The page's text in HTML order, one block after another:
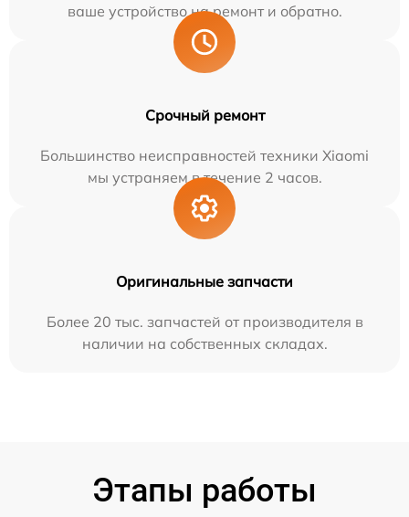
ваше устройство на ремонт и обратно.
Срочный ремонт
Большинство неисправностей техники Xiaomi
мы устраняем в течение 2 часов.
Оригинальные запчасти
Более 20 тыс. запчастей от производителя в
наличии на собственных складах.
Этапы работы